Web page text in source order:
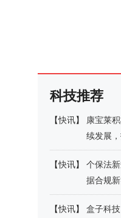
科技推荐
【快讯】
康宝莱
续发展
【快讯】
个保法
据合规
【快讯】
盒子科